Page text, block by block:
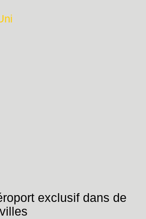
exclusif dans de